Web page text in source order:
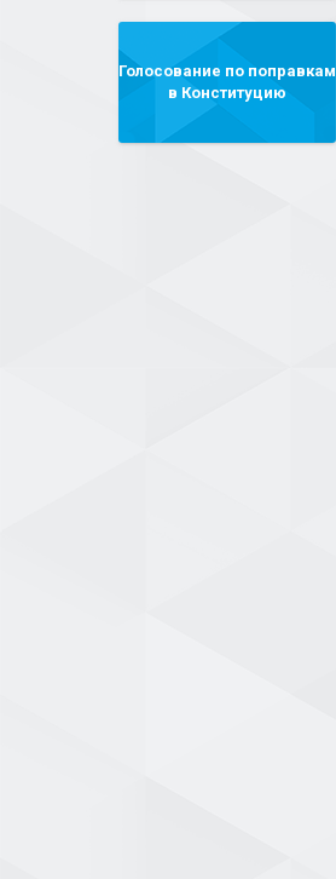
Голосование по поправкам
в Конституцию